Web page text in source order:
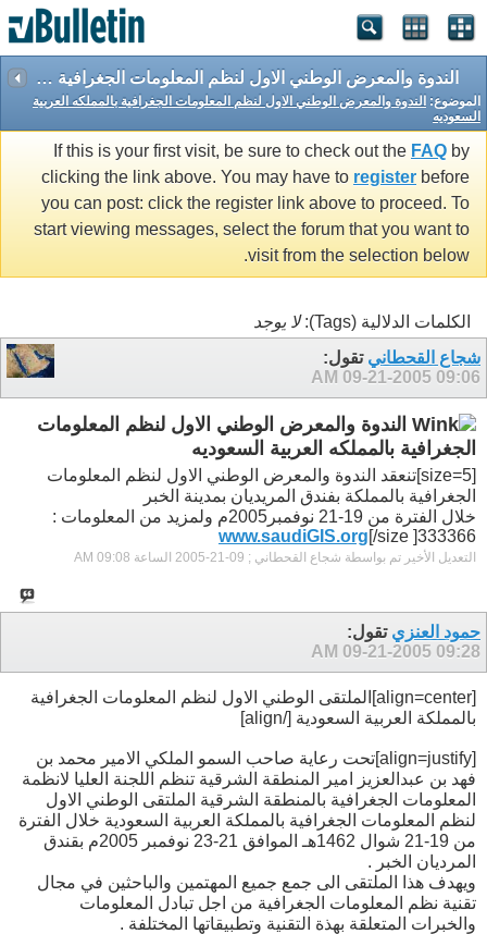
الندوة والمعرض الوطني الاول لنظم المعلومات الجغرافية بالمملكه العربية السعوديه
الموضوع: الندوة والمعرض الوطني الاول لنظم المعلومات الجغرافية بالمملكه العربية
السعوديه
If this is your first visit, be sure to check out the FAQ by
clicking the link above. You may have to register before
you can post: click the register link above to proceed. To
start viewing messages, select the forum that you want to
visit from the selection below.
الكلمات الدلالية (Tags):
لا يوجد
شجاع القحطاني تقول:
09-21-2005 09:06 AM
الندوة والمعرض الوطني الاول لنظم المعلومات
الجغرافية بالمملكه العربية السعوديه
[size=5]تنعقد الندوة والمعرض الوطني الاول لنظم المعلومات
الجغرافية بالمملكة بفندق المريديان بمدينة الخبر
خلال الفترة من 19-21 نوفمبر2005م ولمزيد من المعلومات :
www.saudiGIS.org[/size ]333366
التعديل الأخير تم بواسطة شجاع القحطاني ; 09-21-2005 الساعة 09:08 AM
حمود العنزي تقول:
09-21-2005 09:28 AM
[align=center]الملتقى الوطني الاول لنظم المعلومات الجغرافية
بالمملكة العربية السعودية [/align]
[align=justify]تحت رعاية صاحب السمو الملكي الامير محمد بن
فهد بن عبدالعزيز امير المنطقة الشرقية تنظم اللجنة العليا لانظمة
المعلومات الجغرافية بالمنطقة الشرقية الملتقى الوطني الاول
لنظم المعلومات الجغرافية بالمملكة العربية السعودية خلال الفترة
من 19-21 شوال 1462هـ الموافق 21-23 نوفمبر 2005م بقندق
المرديان الخبر .
ويهدف هذا الملتقى الى جمع جميع المهتمين والباحثين في مجال
تقنية نظم المعلومات الجغرافية من اجل تبادل المعلومات
والخبرات المتعلقة بهذة التقنية وتطبيقاتها المختلفة .